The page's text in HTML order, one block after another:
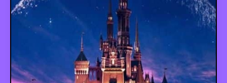
ART
JEUX-VIDÉO
VINTAGE